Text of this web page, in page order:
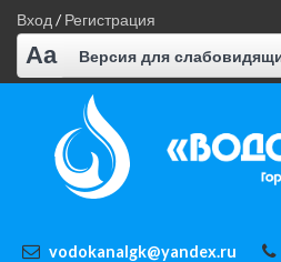
Aa Версия для
Вход / Регистрация
vodokanalgk@yandex.ru